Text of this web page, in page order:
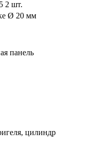
2 шт.
Ø 20 мм
панель
цилиндр